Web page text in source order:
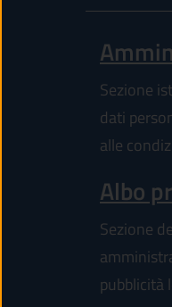
Sezione
dati
alle
Albo
Sezione
pubblicità